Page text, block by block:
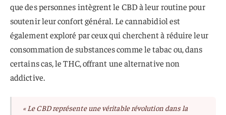
que des personnes intègrent le CBD à leur routine pour
soutenir leur confort général. Le cannabidiol est
également exploré par ceux qui cherchent à réduire leur
consommation de substances comme le tabac ou, dans
certains cas, le THC, offrant une alternative non
addictive.
« Le CBD représente une véritable révolution dans la